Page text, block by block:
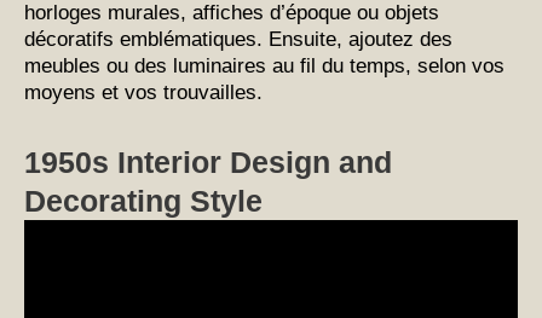
horloges murales, affiches d’époque ou objets
décoratifs emblématiques. Ensuite, ajoutez des
meubles ou des luminaires au fil du temps, selon vos
moyens et vos trouvailles.
1950s Interior Design and
Decorating Style